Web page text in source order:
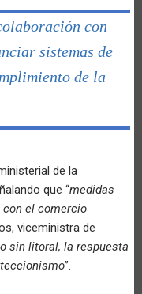
con
sistemas de
de la
de la
que “medidas
el comercio
viceministra de
sin litoral, la respuesta
”.